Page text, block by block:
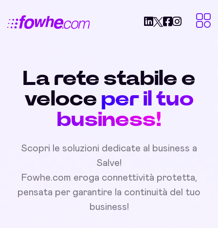
La rete stabile e
veloce per il tuo
business!
Scopri le soluzioni dedicate al business a
Salve!
Fowhe.com eroga connettività protetta,
pensata per garantire la continuità del tuo
business!